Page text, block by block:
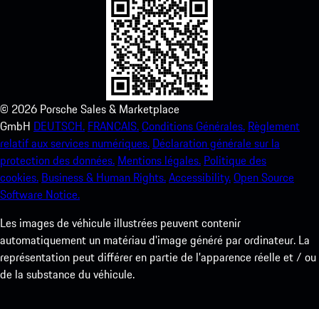
© 2026 Porsche Sales & Marketplace
GmbH DEUTSCH. FRANCAIS.Conditions Générales. Règlement
relatif aux services numériques. Déclaration générale sur la
protection des données. Mentions légales. Politique des
cookies. Business & Human Rights.Accessibility.Open Source
Software Notice.
Les images de véhicule illustrées peuvent contenir
automatiquement un matériau d'image généré par ordinateur. La
représentation peut différer en partie de l'apparence réelle et / ou
de la substance du véhicule.